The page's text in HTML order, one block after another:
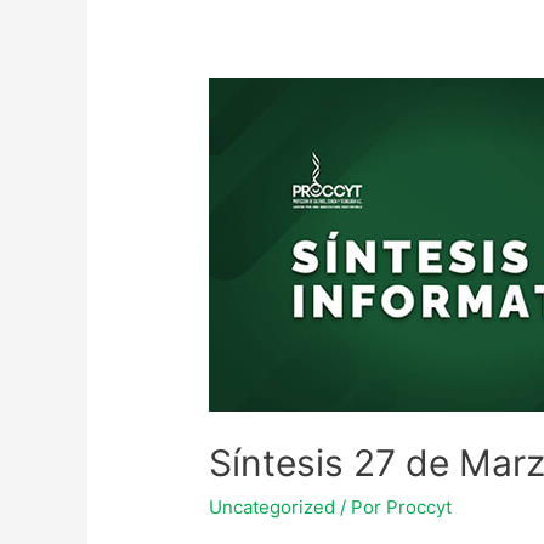
Síntesis 27 de
Uncategorized / Por Proccyt